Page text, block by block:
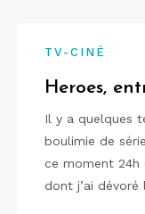
TV-CINÉ
Heroes,
Il y a quelques
boulimie de
ce moment 24h
dont j’ai dévoré